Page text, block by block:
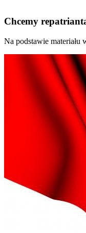
Chcemy
Na podstawie materiału